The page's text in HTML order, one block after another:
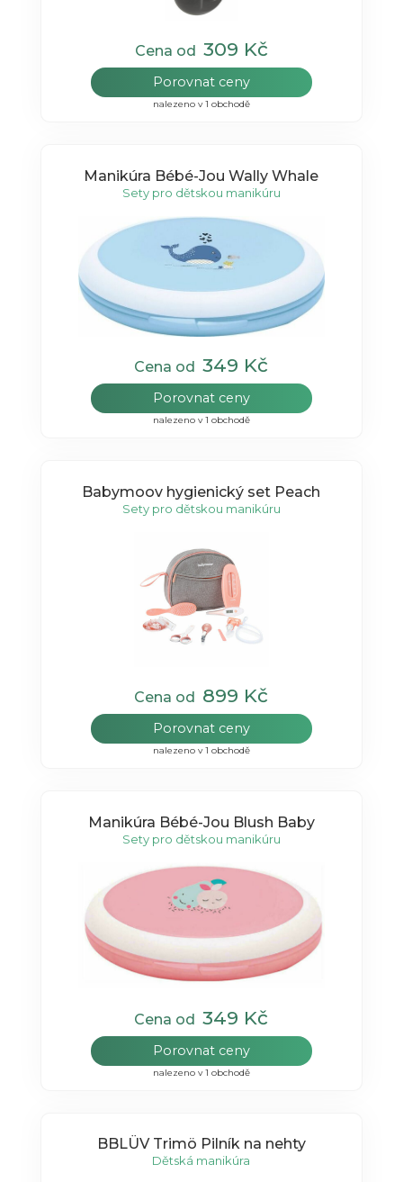
Cena od 309 Kč
Porovnat ceny
nalezeno v 1 obchodě
Manikúra Bébé-Jou Wally Whale
Sety pro dětskou manikúru
Cena od349 Kč
Porovnat ceny
nalezeno v 1 obchodě
Babymoov hygienický set Peach
Sety pro dětskou manikúru
Cena od 899 Kč
Porovnat ceny
nalezeno v 1 obchodě
Manikúra Bébé-Jou Blush Baby
Sety pro dětskou manikúru
Cena od349 Kč
Porovnat ceny
nalezeno v 1 obchodě
BBLÜV Trimö Pilník na nehty
Dětská manikúra